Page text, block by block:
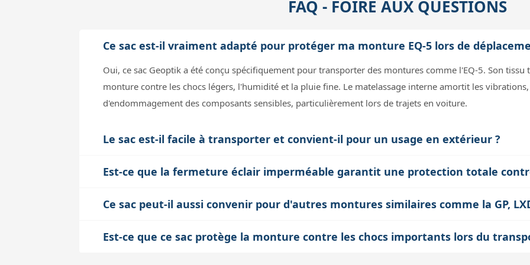
FAQ - FOIRE AUX QUESTIONS
Ce sac est-il vraiment adapté pour protéger ma monture EQ-5 lors de
Oui, ce sac Geoptik a été conçu spécifiquement pour transporter des montures comme l'EQ-5. Son
monture contre les chocs légers, l'humidité et la pluie fine. Le matelassage interne amortit les
d'endommagement des composants sensibles, particulièrement lors de trajets en voiture.
Le sac est-il facile à transporter et convient-il pour un usage en extérieur ?
main ou dans un coffre de voiture. Le tissu hydrofuge assure une protection contre des conditions
une housse étanche ou une valise rigide pour une exposition prolongée à la pluie ou à des
Est-ce que la fermeture éclair imperméable garantit une protection totale
protection complète contre des intempéries fortes ou une immersion, ce type de sac reste limité. Il est
étanche ou de privilégier une valise rigide hermétique pour des conditions extrêmes.
Ce sac peut-il aussi convenir pour d'autres montures similaires comme la GP,
matelassage interne et la forme assurent un bon maintien et une protection adéquate, à condition que la
Est-ce que ce sac protège la monture contre les chocs importants lors du